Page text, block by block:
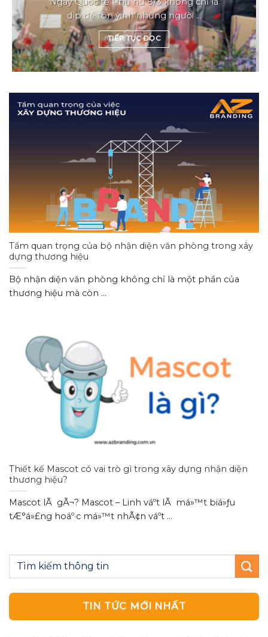
dịp để tôn vinh những người ...
TIẾP TỤC ĐỌC
Tầm quan trọng của bộ nhận diện văn phòng trong xây
dựng thương hiệu
Bộ nhận diện văn phòng không chỉ là một phần của
thương hiệu mà còn ...
Thiết kế Mascot có vai trò gì trong xây dựng nhận diện
thương hiệu?
Mascot lÃ gÃ¬? Mascot – Linh váº­t lÃ má»™t biá»ƒu
tÆ°á»£ng hoáº·c má»™t nhÃ¢n váº­t ...
TIN TỨC MỚI NHẤT